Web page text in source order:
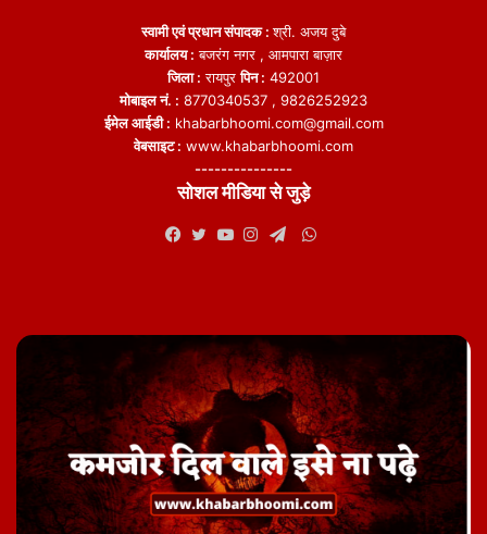
स्वामी एवं प्रधान संपादक :श्री. अजय दुबे
कार्यालय : बजरंग नगर , आमपारा बाज़ार
जिला : रायपुरपिन : 492001
मोबाइल नं. : 8770340537 , 9826252923
ईमेल आईडी : khabarbhoomi.com@gmail.com
वेबसाइट : www.khabarbhoomi.com
---------------
सोशल मीडिया से जुड़े
WhatsApp